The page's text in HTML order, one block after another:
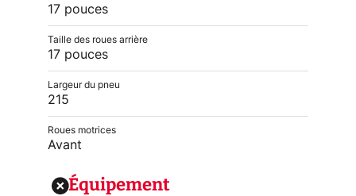
17 pouces
Taille des roues arrière
17 pouces
Largeur du pneu
215
Roues motrices
Avant
Équipement